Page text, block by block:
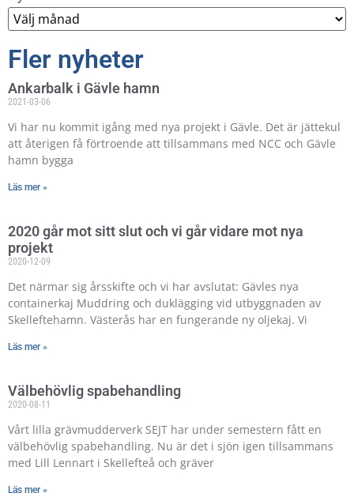
Fler nyheter
Ankarbalk i Gävle hamn
2021-03-06
Vi har nu kommit igång med nya projekt i Gävle. Det är jättekul
att återigen få förtroende att tillsammans med NCC och Gävle
hamn bygga
Läs mer »
2020 går mot sitt slut och vi går vidare mot nya
projekt
2020-12-09
Det närmar sig årsskifte och vi har avslutat: Gävles nya
containerkaj Muddring och duklägging vid utbyggnaden av
Skelleftehamn. Västerås har en fungerande ny oljekaj. Vi
Läs mer »
Välbehövlig spabehandling
2020-08-11
Vårt lilla grävmudderverk SEJT har under semestern fått en
välbehövlig spabehandling. Nu är det i sjön igen tillsammans
med Lill Lennart i Skellefteå och gräver
Läs mer »